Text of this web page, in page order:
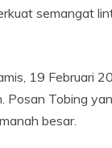
semangat
19 Februari
Posan Tobing
besar.